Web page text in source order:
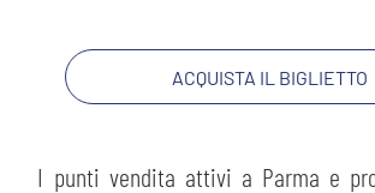
LAVORA CON NOI
LEGENDS ACQUISTA IL BIGLIETTO
I punti vendita attivi a Parma e